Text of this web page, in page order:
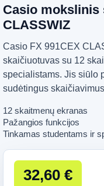
Casio mokslinis
CLASSWIZ
Casio FX 991CEX
skaičiuotuvas su 12
specialistams. Jis siūlo
sudėtingus
12 skaitmenų ekranas
Pažangios funkcijos
Tinkamas studentams ir
32,60 €